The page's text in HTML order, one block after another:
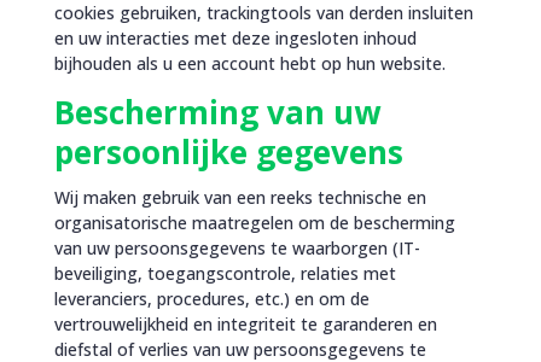
cookies gebruiken, trackingtools van derden insluiten
en uw interacties met deze ingesloten inhoud
bijhouden als u een account hebt op hun website.
Bescherming van uw
persoonlijke gegevens
Wij maken gebruik van een reeks technische en
organisatorische maatregelen om de bescherming
van uw persoonsgegevens te waarborgen (IT-
beveiliging, toegangscontrole, relaties met
leveranciers, procedures, etc.) en om de
vertrouwelijkheid en integriteit te garanderen en
diefstal of verlies van uw persoonsgegevens te